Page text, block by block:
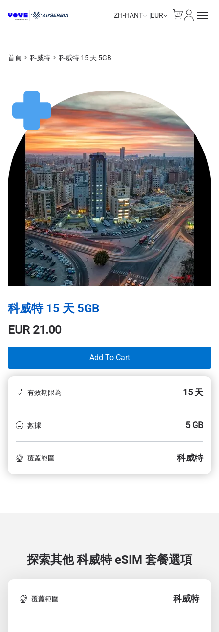
ZH-HANT EUR
首頁 科威特 科威特 15 天 5GB
科威特 15 天 5GB
EUR21.00
Add To Cart
有效期限為 15 天
數據 5 GB
覆蓋範圍 科威特
探索其他 科威特eSIM 套餐選項
覆蓋範圍 科威特